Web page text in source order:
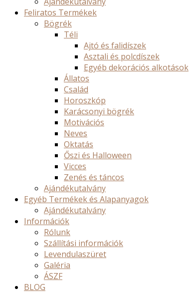
Feliratos Termékek
Bögrék
Téli
Ajtó és falidíszek
Asztali és polcdíszek
Egyéb dekorációs alkotások
Állatos
Család
Horoszkóp
Karácsonyi bögrék
Motivációs
Neves
Oktatás
Őszi és Halloween
Vicces
Zenés és táncos
Ajándékutalvány
Egyéb Termékek és Alapanyagok
Ajándékutalvány
Információk
Rólunk
Szállítási információk
Levendulaszüret
Galéria
ÁSZF
BLOG